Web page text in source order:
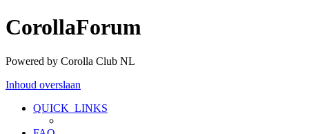
CorollaForum
Powered by Corolla Club NL
Inhoud overslaan
QUICK_LINKS